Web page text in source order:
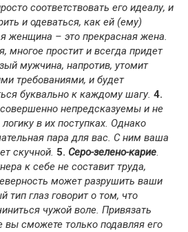
соответствовать его идеалу, и
и одеваться, как ей (ему)
женщина – это прекрасная жена.
многое простит и всегда придет
мужчина, напротив, утомит
требованиями, и будет
буквально к каждому шагу. 4.
непредсказуемы и не
в их поступках. Однако
пара для вас. С ним ваша
скучной. 5. Серо-зелено-карие.
к себе не составит труда,
может разрушить ваши
глаз говорит о том, что
чужой воле. Привязать
вы сможете только подавляя его